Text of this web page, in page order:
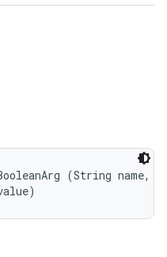
(String name,